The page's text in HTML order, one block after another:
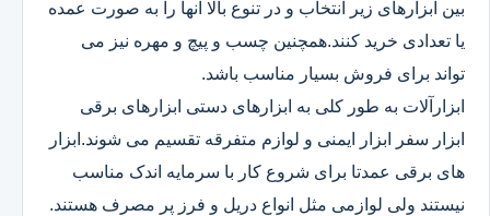
بین ابزارهای زیر انتخاب و در تنوع بالا آنها را به صورت عمده
یا تعدادی خرید کنند.همچنین چسب و پیچ و مهره نیز می
تواند برای فروش بسیار مناسب باشد.
ابزارآلات به طور کلی به ابزارهای دستی ابزارهای برقی
ابزار سفر ابزار ایمنی و لوازم متفرقه تقسیم می شوند.ابزار
های برقی عمدتا برای شروع کار با سرمایه اندک مناسب
نیستند ولی لوازمی مثل انواع دریل و فرز پر مصرف هستند.